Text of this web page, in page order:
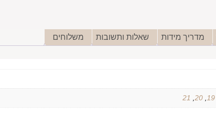
מדריך מידות שאלות ותשובות משלוחים
19
20
,
21